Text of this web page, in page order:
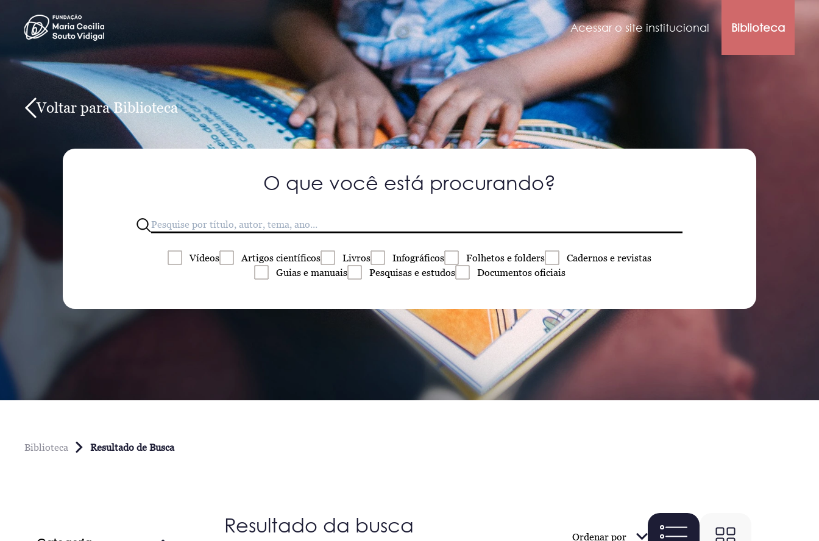
Acessar o site institucional Biblioteca
Voltar para Biblioteca
O que você está procurando?
Vídeos Artigos científicos Livros Infográficos Folhetos e folders Cadernos e revistas
Guias e manuais Pesquisas e estudos Documentos oficiais
Biblioteca Resultado de Busca
Resultado da busca Ordenar por